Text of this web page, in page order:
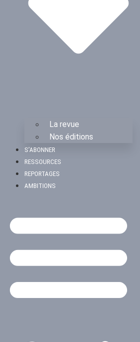
La revue
Nos éditions
S’ABONNER
RESSOURCES
REPORTAGES
AMBITIONS